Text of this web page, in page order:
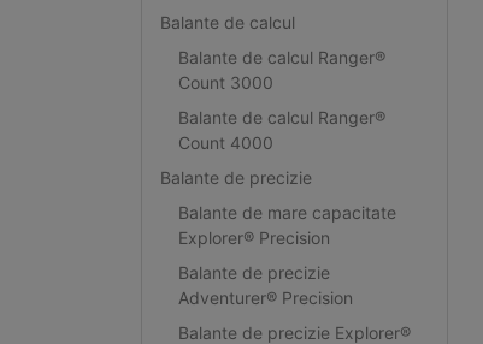
Balante de calcul
Balante de calcul Ranger®
Count 3000
Balante de calcul Ranger®
Count 4000
Balante de precizie
Balante de mare capacitate
Explorer® Precision
Balante de precizie
Adventurer® Precision
Balante de precizie Explorer®